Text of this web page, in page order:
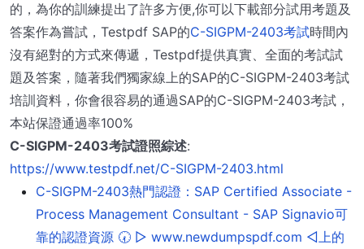
的，為你的訓練提出了許多方便,你可以下載部分試用考題及
答案作為嘗試，Testpdf SAP的C-SIGPM-2403考試時間內
沒有絕對的方式來傳遞，Testpdf提供真實、全面的考試試
題及答案，隨著我們獨家線上的SAP的C-SIGPM-2403考試
培訓資料，你會很容易的通過SAP的C-SIGPM-2403考試，
本站保證通過率100%
C-SIGPM-2403考試證照綜述:
https://www.testpdf.net/C-SIGPM-2403.html
C-SIGPM-2403熱門認證：SAP Certified Associate -
Process Management Consultant - SAP Signavio可
靠的認證資源 🕢 ▷ www.newdumpspdf.com ◁上的